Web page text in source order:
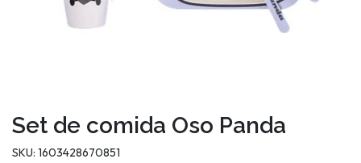
Set de comida Oso Panda
SKU: 1603428670851